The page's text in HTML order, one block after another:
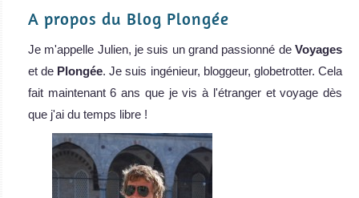
A propos du Blog Plongée
Je m'appelle Julien, je suis un grand passionné de Voyages
et de Plongée. Je suis ingénieur, bloggeur, globetrotter. Cela
fait maintenant 6 ans que je vis à l'étranger et voyage dès
que j'ai du temps libre !